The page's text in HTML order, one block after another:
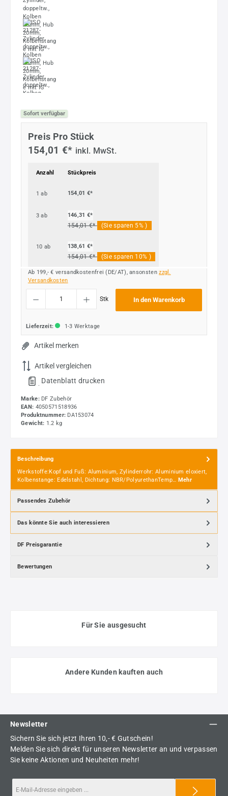
Sofort verfügbar
Preis Pro Stück
154,01 €* inkl. MwSt.
Anzahl Stückpreis
1 ab 154,01 €*
3 ab 146,31 €*
154,01 €* (Sie sparen 5% )
10 ab 138,61 €*
154,01 €* (Sie sparen 10% )
Ab 199,- € versandkostenfrei (DE/AT), ansonstenzzgl.
Versandkosten
Produkt Anzahl: Gib den gewünschten Wert ein oder benutze die Schaltflächen um
Stk In den Warenkorb
Lieferzeit: 1-3 Werktage
Artikel merken
Artikel vergleichen
. Datenblatt drucken
Marke: DF Zubehör
EAN: 4050571518936
Produktnummer: DA153074
Gewicht: 1.2 kg
Beschreibung
Werkstoffe:Kopf und Fuß: Aluminium, Zylinderrohr: Aluminium eloxiert,
Kolbenstange: Edelstahl, Dichtung: NBR/PolyurethanTemp… Mehr
Passendes Zubehör
Das könnte Sie auch interessieren
DF Preisgarantie
Bewertungen
Für Sie ausgesucht
Andere Kunden kauften auch
Newsletter
Sichern Sie sich jetzt Ihren 10,- € Gutschein!
Melden Sie sich direkt für unseren Newsletter an und verpassen
Sie keine Aktionen und Neuheiten mehr!